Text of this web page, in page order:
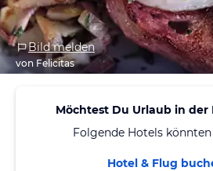
Bild melden
von Felicitas
Möchtest Du Urlaub in der
Folgende Hotels
Hotel & Flug